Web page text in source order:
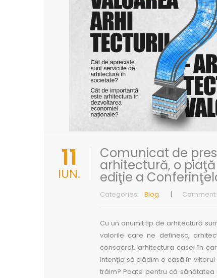
11
IUN.
Comunicat de
arhitectură, o
ediţie a
Categories: Blog Comment:
Cu un anumit tip de arhitectură
valorile care ne definesc,
consacrat, arhitectura casei în
intenţia să clădim o casă în
trăim? Poate pentru că